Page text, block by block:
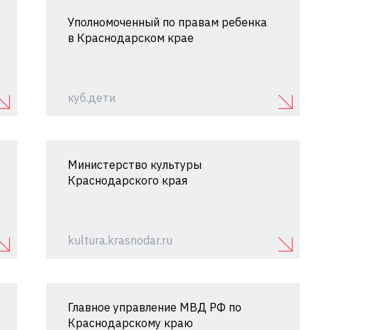
Уполномоченный по правам ребенка
в Краснодарском крае
куб.дети
Министерство культуры
Краснодарского края
kultura.krasnodar.ru
Главное управление МВД РФ по
Краснодарскому краю